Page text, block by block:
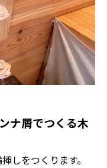
ンナ屑でつくる木
しをつくります。